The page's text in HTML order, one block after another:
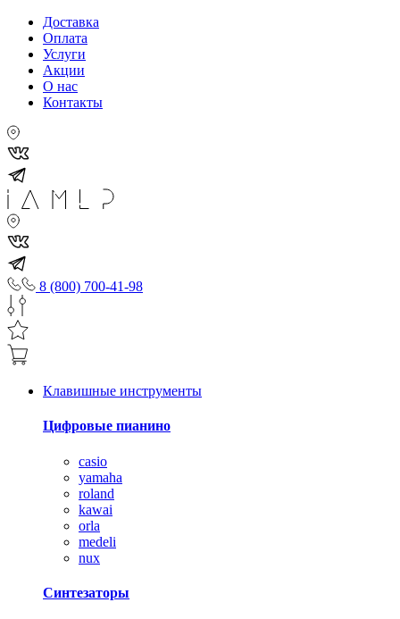
Доставка
Оплата
Услуги
Акции
О нас
Контакты
8 (800) 700-41-98
Клавишные инструменты
Цифровые пианино
casio
yamaha
roland
kawai
orla
medeli
nux
Синтезаторы